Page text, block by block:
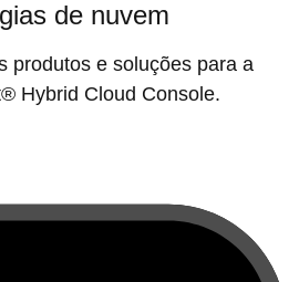
de nuvem
produtos e soluções para a
Hybrid Cloud Console.